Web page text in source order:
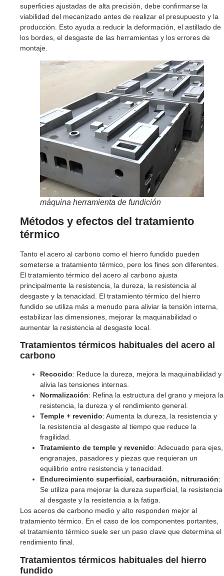
superficies ajustadas de alta precisión, debe confirmarse la
viabilidad del mecanizado antes de realizar el presupuesto y la
producción. Esto ayuda a reducir la deformación, el astillado de
los bordes, el desgaste de las herramientas y los errores de
montaje.
máquina herramienta de fundición
Métodos y efectos del tratamiento
térmico
Tanto el acero al carbono como el hierro fundido pueden
someterse a tratamiento térmico, pero los fines son diferentes.
El tratamiento térmico del acero al carbono ajusta
principalmente la resistencia, la dureza, la resistencia al
desgaste y la tenacidad. El tratamiento térmico del hierro
fundido se utiliza más a menudo para aliviar la tensión interna,
estabilizar las dimensiones, mejorar la maquinabilidad o
aumentar la resistencia al desgaste local.
Tratamientos térmicos habituales del acero al
carbono
Recocido: Reduce la dureza, mejora la maquinabilidad y
alivia las tensiones internas.
Normalización: Refina la estructura del grano y mejora la
resistencia, la dureza y el rendimiento general.
Temple + revenido: Aumenta la dureza, la resistencia y
la resistencia al desgaste al tiempo que reduce la
fragilidad.
Tratamiento de temple y revenido: Adecuado para ejes,
engranajes, pasadores y piezas que requieran un
equilibrio entre resistencia y tenacidad.
Endurecimiento superficial, carburación, nitruración:
Se utiliza para mejorar la dureza superficial, la resistencia
al desgaste y la resistencia a la fatiga.
Los aceros de carbono medio y alto responden mejor al
tratamiento térmico. En el caso de los componentes portantes,
el tratamiento térmico suele ser un paso clave que determina el
rendimiento final.
Tratamientos térmicos habituales del hierro
fundido